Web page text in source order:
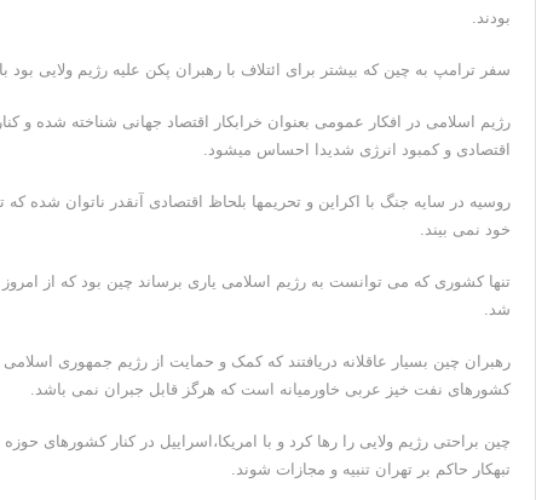
بودند.
سفر ترامپ به چین که بیشتر برای ائتلاف با رهبران پکن علیه رژیم ولایی بود
رژیم اسلامی در افکار عمومی بعنوان خرابکار اقتصاد جهانی شناخته شده و
اقتصادی و کمبود انرژی شدیدا احساس میشود.
روسیه در سایه جنگ با اکراین و تحریمها بلحاظ اقتصادی آنقدر ناتوان شده که
خود نمی بیند.
تنها کشوری که می توانست به رژیم اسلامی یاری برساند چین بود که از امروز
شد.
رهبران چین بسیار عاقلانه دریافتند که کمک و حمایت از رژیم جمهوری
کشورهای نفت خیز عربی خاورمیانه است که هرگز قابل جبران نمی باشد.
چین براحتی رژیم ولایی را رها کرد و با امریکا،اسراییل در کنار کشورهای
تبهکار حاکم بر تهران تنبیه و مجازات شوند.